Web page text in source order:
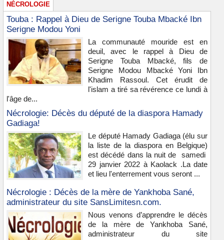
NÉCROLOGIE
Touba : Rappel à Dieu de Serigne Touba Mbacké Ibn
Serigne Modou Yoni
La communauté mouride est en
deuil, avec le rappel à Dieu de
Serigne Touba Mbacké, fils de
Serigne Modou Mbacké Yoni Ibn
Khadim Rassoul. Cet érudit de
l'islam a tiré sa révérence ce lundi à
l'âge de...
Nécrologie: Décès du député de la diaspora Hamady
Gadiaga!
Le député Hamady Gadiaga (élu sur
la liste de la diaspora en Belgique)
est décédé dans la nuit de samedi
29 janvier 2022 à Kaolack .La date
et lieu l'enterrement vous seront ...
Nécrologie : Décès de la mère de Yankhoba Sané,
administrateur du site SansLimitesn.com.
Nous venons d’apprendre le décès
de la mère de Yankhoba Sané,
administrateur du site